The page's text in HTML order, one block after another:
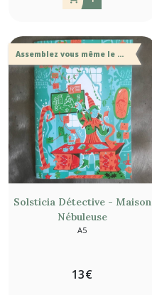
Assemblez vous même le mystère à résoudre !
Solsticia Détective - Maison
Nébuleuse
A5
13€